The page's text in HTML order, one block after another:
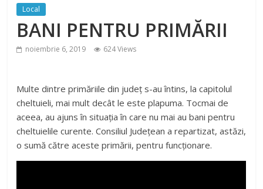
Local
BANI PENTRU PRIMĂRII
noiembrie 6, 2019 624 Views
Multe dintre primăriile din județ s-au întins, la capitolul
cheltuieli, mai mult decât le este plapuma. Tocmai de
aceea, au ajuns în situația în care nu mai au bani pentru
cheltuielile curente. Consiliul Județean a repartizat, astăzi,
o sumă către aceste primării, pentru funcționare.